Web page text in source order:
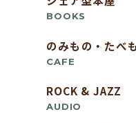
BOOKS
のみもの・たべ
CAFE
ROCK & JAZZ
AUDIO